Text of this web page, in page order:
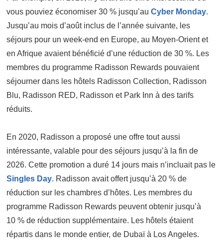
vous pouviez économiser 30 % jusqu’au Cyber Monday.
Jusqu’au mois d’août inclus de l’année suivante, les
séjours pour un week-end en Europe, au Moyen-Orient et
en Afrique avaient bénéficié d’une réduction de 30 %. Les
membres du programme Radisson Rewards pouvaient
séjourner dans les hôtels Radisson Collection, Radisson
Blu, Radisson RED, Radisson et Park Inn à des tarifs
réduits.
En 2020, Radisson a proposé une offre tout aussi
intéressante, valable pour des séjours jusqu’à la fin de
2026. Cette promotion a duré 14 jours mais n’incluait pas le
Singles Day. Radisson avait offert jusqu’à 20 % de
réduction sur les chambres d’hôtes. Les membres du
programme Radisson Rewards peuvent obtenir jusqu’à
10 % de réduction supplémentaire. Les hôtels étaient
répartis dans le monde entier, de Dubaï à Los Angeles.